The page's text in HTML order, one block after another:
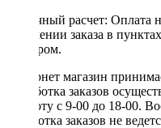
Наличный расчет:
получении заказа в
курьером.
Интернет магазин
Обработка заказов
Субботу с 9-00 до 18-00.
обработка заказов не